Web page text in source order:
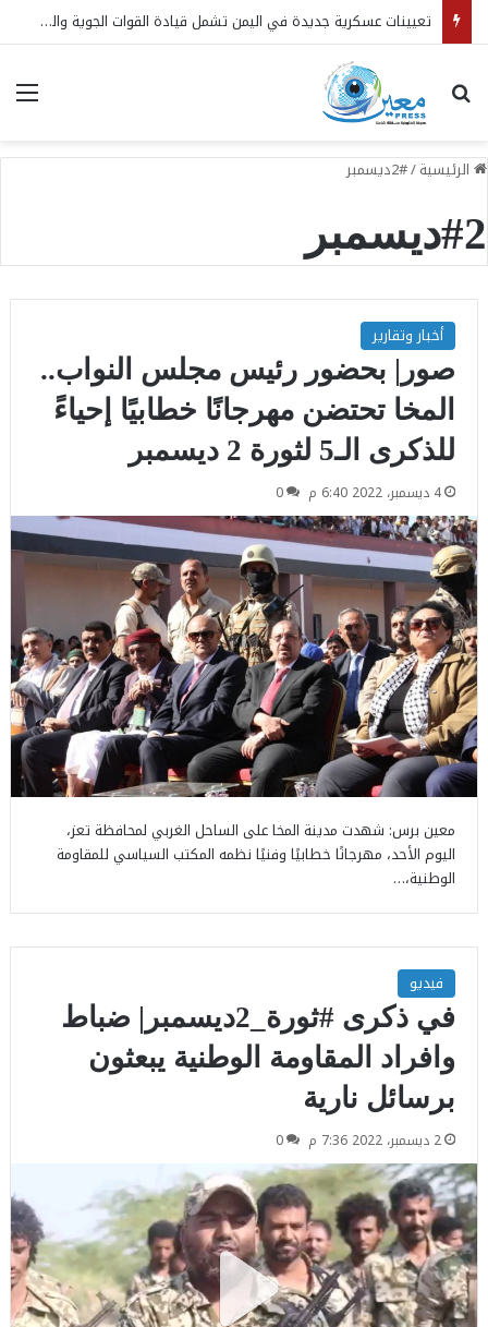
تعيينات عسكرية جديدة في اليمن تشمل قيادة القوات الجوية والجهاز المركزي لأمن الدولة
بحث عن
الرئيسية/#2ديسمبر
#2ديسمبر
أخبار وتقارير
صور| بحضور رئيس مجلس النواب..
المخا تحتضن مهرجانًا خطابيًا إحياءً
للذكرى الـ5 لثورة 2 ديسمبر
4 ديسمبر، 2022 6:40 م 0
معين برس: شهدت مدينة المخا على الساحل الغربي لمحافظة تعز،
اليوم الأحد، مهرجانًا خطابيًا وفنيًا نظمه المكتب السياسي للمقاومة
الوطنية،…
فيديو
في ذكرى #ثورة_2ديسمبر| ضباط
وافراد المقاومة الوطنية يبعثون
برسائل نارية
2 ديسمبر، 2022 7:36 م 0